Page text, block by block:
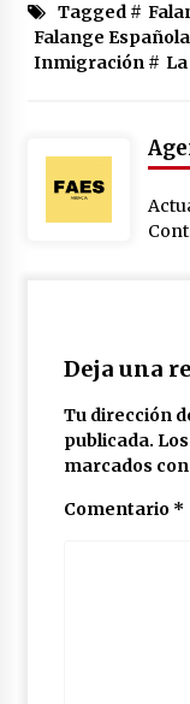
Tagged #
Falange Española
Inmigración #
Deja una
Tu dirección
publicada.
marcados con
Comentario *